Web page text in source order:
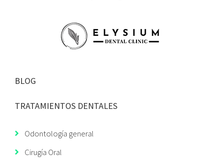
BLOG
TRATAMIENTOS DENTALES
Odontología general
Cirugía Oral